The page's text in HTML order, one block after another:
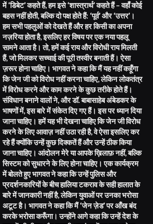
में ‘डिबेट’ कहते हैं, हम इसे ‘शास्त्रार्थ’ कहते हैं – वहाँ कोई
बहस नहीं होती, बल्कि दो पक्ष होते हैं: ‘पूर्व’ और ‘उत्तर’।
हम सभी पहलुओं को देखते हैं और हर किसी का अपना
नज़रिया होता है, इसलिए हर विषय पर एक नया पहलू
सामने आता है। तो, हमें कई राय और विरोधी राय मिलती
हैं, जो मिलकर सच्चाई की पूरी तस्वीर बनाती हैं। ऐसा
ज़रूर होना चाहिए। भागवत ने कहा कि मैं यह नहीं कहूँगा
कि जेन जी को विरोध नहीं करना चाहिए, लेकिन लोकतंत्र
में विरोध करने और काम करने के कुछ तरीके होते हैं।
संविधान बनाने वालों ने, और डॉ. बाबासाहेब अंबेडकर के
भाषणों में, इस बारे में संकेत दिए गए हैं। इस पर ध्यान दिया
जाना चाहिए। हमें यह भी देखना चाहिए कि जेन जी विरोध
करने के लिए आवाज़ नहीं उठा रही है, वे ऐसा इसलिए कर
रहे हैं क्योंकि उन्हें कुछ दिक्कतें हैं और उन्हें ठीक किया
जाना चाहिए। आंदोलन मेरे या आपके ख़िलाफ़ नहीं, बल्कि
सिस्टम को सुधारने के लिए होना चाहिए। एक कार्यक्रम
में बोलते हुए भागवत ने कहा कि उन्हें पुलिस और
प्रदर्शनकारियों के बीच हालिया टकराव के सही हालात के
बारे में जानकारी नहीं है, लेकिन युवाओं पर उनका भरोसा
अटूट है। भागवत ने कहा कि मैं ‘जेन ज़ेड’ पर आँख बंद
करके भरोसा करूँगा। उन्होंने आगे कहा कि उन्हें देश के